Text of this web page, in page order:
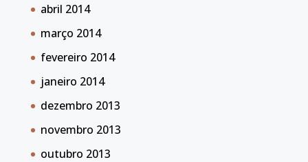
abril 2014
março 2014
fevereiro 2014
janeiro 2014
dezembro 2013
novembro 2013
outubro 2013